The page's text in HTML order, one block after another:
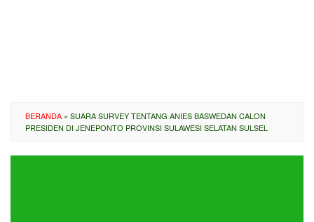
BERANDA » SUARA SURVEY TENTANG ANIES BASWEDAN CALON
PRESIDEN DI JENEPONTO PROVINSI SULAWESI SELATAN SULSEL